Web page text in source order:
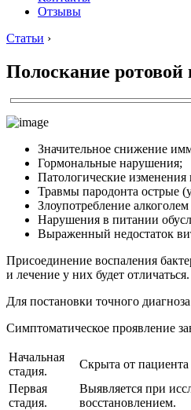
Отзывы
Статьи ›
Полоскание
Значительное снижение
Гормональные нарушения;
Патологические изменения
Травмы пародонта острые
Злоупотребление
Нарушения в питании
Выраженный недостаток
Присоединение воспаления
и лечение у них будет отличаться.
Для постановки точного
Симптоматическое проявление
Начальная
стадия.
Скрыта от пациента
Первая
стадия.
Выявляется при
восстановлением.